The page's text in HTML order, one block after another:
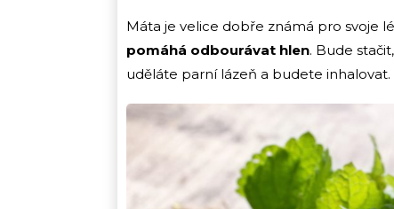
Máta je velice dobře známá pro svoje
pomáhá odbourávat hlen. Bude
uděláte parní lázeň a budete inhalovat.